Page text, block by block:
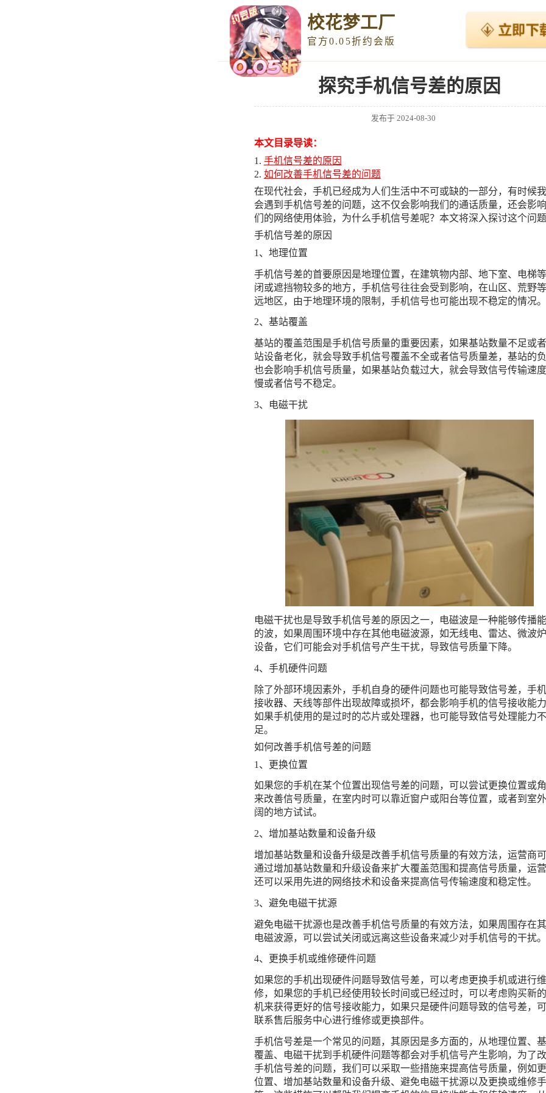
校花梦工厂
官方0.05折约会版
探究手机信号差的原因
发布于 2024-08-30
本文目录导读：
手机信号差的原因
如何改善手机信号差的问题
在现代社会，手机已经成为人们生活中不可或缺的一部分，有时候我
会遇到手机信号差的问题，这不仅会影响我们的通话质量，还会影
们的网络使用体验，为什么手机信号差呢？本文将深入探讨这个问题
手机信号差的原因
1、地理位置
手机信号差的首要原因是地理位置，在建筑物内部、地下室、电梯
闭或遮挡物较多的地方，手机信号往往会受到影响，在山区、荒野
远地区，由于地理环境的限制，手机信号也可能出现不稳定的情况。
2、基站覆盖
基站的覆盖范围是手机信号质量的重要因素，如果基站数量不足或
站设备老化，就会导致手机信号覆盖不全或者信号质量差，基站的
也会影响手机信号质量，如果基站负载过大，就会导致信号传输速
慢或者信号不稳定。
3、电磁干扰
电磁干扰也是导致手机信号差的原因之一，电磁波是一种能够传播
的波，如果周围环境中存在其他电磁波源，如无线电、雷达、微波
设备，它们可能会对手机信号产生干扰，导致信号质量下降。
4、手机硬件问题
除了外部环境因素外，手机自身的硬件问题也可能导致信号差，手
接收器、天线等部件出现故障或损坏，都会影响手机的信号接收能力
如果手机使用的是过时的芯片或处理器，也可能导致信号处理能力不
足。
如何改善手机信号差的问题
1、更换位置
如果您的手机在某个位置出现信号差的问题，可以尝试更换位置或
来改善信号质量，在室内时可以靠近窗户或阳台等位置，或者到室
阔的地方试试。
2、增加基站数量和设备升级
增加基站数量和设备升级是改善手机信号质量的有效方法，运营商
通过增加基站数量和升级设备来扩大覆盖范围和提高信号质量，运
还可以采用先进的网络技术和设备来提高信号传输速度和稳定性。
3、避免电磁干扰源
避免电磁干扰源也是改善手机信号质量的有效方法，如果周围存在
电磁波源，可以尝试关闭或远离这些设备来减少对手机信号的干扰。
4、更换手机或维修硬件问题
如果您的手机出现硬件问题导致信号差，可以考虑更换手机或进行维
修，如果您的手机已经使用较长时间或已经过时，可以考虑购买新
机来获得更好的信号接收能力，如果只是硬件问题导致的信号差，
联系售后服务中心进行维修或更换部件。
手机信号差是一个常见的问题，其原因是多方面的，从地理位置、
覆盖、电磁干扰到手机硬件问题等都会对手机信号产生影响，为了
手机信号差的问题，我们可以采取一些措施来提高信号质量，例如
位置、增加基站数量和设备升级、避免电磁干扰源以及更换或维修